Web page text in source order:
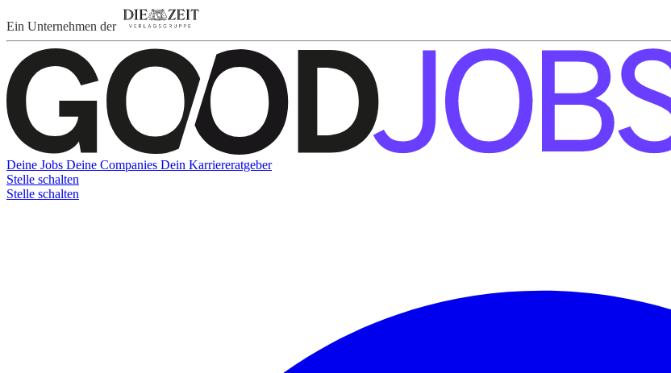
Ein Unternehmen der
Deine Jobs Deine Companies Dein Karriereratgeber
Stelle schalten
Stelle schalten